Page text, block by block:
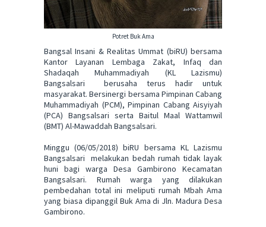
Potret Buk Ama
Bangsal Insani & Realitas Ummat (biRU) bersama
Kantor Layanan Lembaga Zakat, Infaq dan
Shadaqah Muhammadiyah (KL Lazismu)
Bangsalsari berusaha terus hadir untuk
masyarakat. Bersinergi bersama Pimpinan Cabang
Muhammadiyah (PCM), Pimpinan Cabang Aisyiyah
(PCA) Bangsalsari serta Baitul Maal Wattamwil
(BMT) Al-Mawaddah Bangsalsari.
Minggu (06/05/2018) biRU bersama KL Lazismu
Bangsalsari melakukan bedah rumah tidak layak
huni bagi warga Desa Gambirono Kecamatan
Bangsalsari. Rumah warga yang dilakukan
pembedahan total ini meliputi rumah Mbah Ama
yang biasa dipanggil Buk Ama di Jln. Madura Desa
Gambirono.